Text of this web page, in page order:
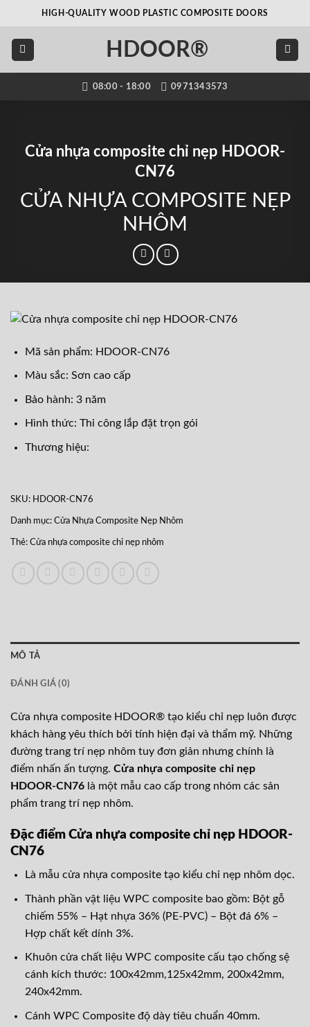
nội
dung
HIGH-QUALITY WOOD PLASTIC COMPOSITE DOORS
HDOOR®
08:00 - 18:00 0971343573
Cửa nhựa composite chỉ nẹp HDOOR-
CN76
CỬA NHỰA COMPOSITE NẸP
NHÔM
Mã sản phẩm: HDOOR-CN76
Màu sắc: Sơn cao cấp
Bảo hành: 3 năm
Hình thức: Thi công lắp đặt trọn gói
Thương hiệu:
SKU: HDOOR-CN76
Danh mục: Cửa Nhựa Composite Nẹp Nhôm
Thẻ: Cửa nhựa composite chỉ nẹp nhôm
MÔ TẢ
ĐÁNH GIÁ (0)
Cửa nhựa composite HDOOR® tạo kiểu chỉ nẹp luôn được
khách hàng yêu thích bởi tính hiện đại và thẩm mỹ. Những
đường trang trí nẹp nhôm tuy đơn giản nhưng chính là
điểm nhấn ấn tượng. Cửa nhựa composite chỉ nẹp
HDOOR-CN76 là một mẫu cao cấp trong nhóm các sản
phẩm trang trí nẹp nhôm.
Đặc điểm Cửa nhựa composite chỉ nẹp HDOOR-
CN76
Là mẫu cửa nhựa composite tạo kiểu chỉ nẹp nhôm dọc.
Thành phần vật liệu WPC composite bao gồm: Bột gỗ
chiếm 55% – Hạt nhựa 36% (PE-PVC) – Bột đá 6% –
Hợp chất kết dính 3%.
Khuôn cửa chất liệu WPC composite cấu tạo chống sệ
cánh kích thước: 100x42mm,125x42mm, 200x42mm,
240x42mm.
Cánh WPC Composite độ dày tiêu chuẩn 40mm.